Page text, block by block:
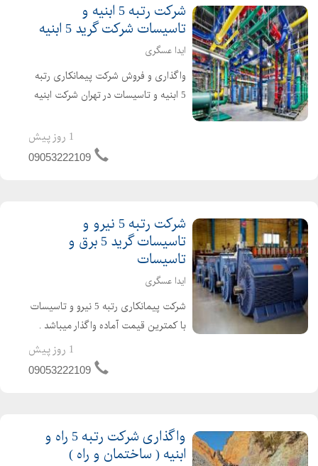
شرکت رتبه 5 ابنیه و
تاسیسات شرکت گرید 5 ابنیه
ایدا عسگری
واگذاری و فروش شرکت پیمانکاری رتبه
5 ابنیه و تاسیسات در تهران شرکت ابنیه
پیمانکاری و 2 سال تعهد مهندس تازه
تاسیس و بدون کارکرد و بدون بدهی
1 روز پیش
09053222109
شرکت رتبه 5 نیرو و
تاسیسات گرید 5 برق و
تاسیسات
ایدا عسگری
شرکت پیمانکاری رتبه 5 نیرو و تاسیسات
با کمترین قیمت آماده واگذار میباشد .
سال اعتبار صلاحیت پیمانکاری و 4 سال
1 روز پیش
09053222109
واگذاری شرکت رتبه 5 راه و
ابنیه ( ساختمان و راه )